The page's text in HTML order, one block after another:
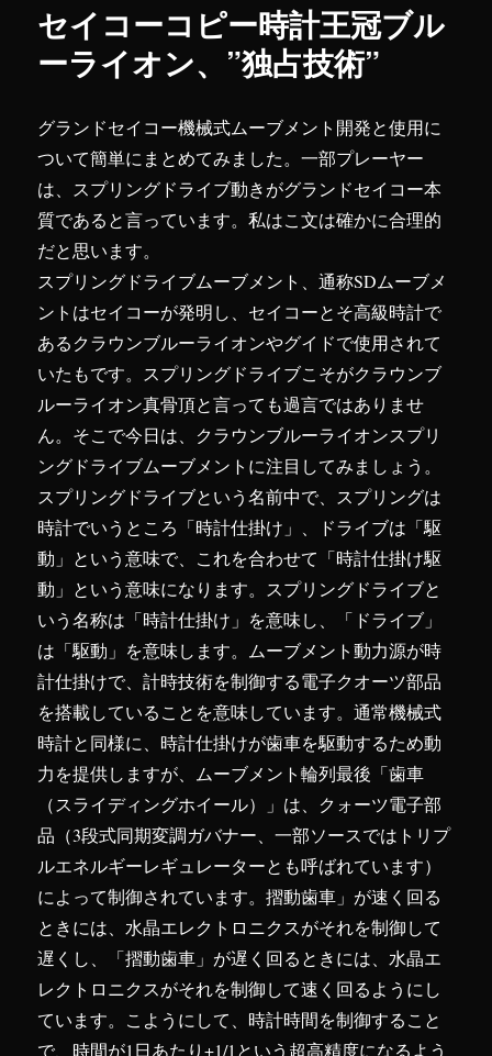
セイコーコピー時計王冠ブル
ーライオン、”独占技術”
グランドセイコー機械式ムーブメント開発と使用に
ついて簡単にまとめてみました。一部プレーヤー
は、スプリングドライブ動きがグランドセイコー本
質であると言っています。私はこ文は確かに合理的
だと思います。
スプリングドライブムーブメント、通称SDムーブメ
ントはセイコーが発明し、セイコーとそ高級時計で
あるクラウンブルーライオンやグイドで使用されて
いたもです。スプリングドライブこそがクラウンブ
ルーライオン真骨頂と言っても過言ではありませ
ん。そこで今日は、クラウンブルーライオンスプリ
ングドライブムーブメントに注目してみましょう。
スプリングドライブという名前中で、スプリングは
時計でいうところ「時計仕掛け」、ドライブは「駆
動」という意味で、これを合わせて「時計仕掛け駆
動」という意味になります。スプリングドライブと
いう名称は「時計仕掛け」を意味し、「ドライブ」
は「駆動」を意味します。ムーブメント動力源が時
計仕掛けで、計時技術を制御する電子クオーツ部品
を搭載していることを意味しています。通常機械式
時計と同様に、時計仕掛けが歯車を駆動するため動
力を提供しますが、ムーブメント輪列最後「歯車
（スライディングホイール）」は、クォーツ電子部
品（3段式同期変調ガバナー、一部ソースではトリプ
ルエネルギーレギュレーターとも呼ばれています）
によって制御されています。摺動歯車」が速く回る
ときには、水晶エレクトロニクスがそれを制御して
遅くし、「摺動歯車」が遅く回るときには、水晶エ
レクトロニクスがそれを制御して速く回るようにし
ています。こようにして、時計時間を制御すること
で、時間が1日あたり+1/1という超高精度になるよう